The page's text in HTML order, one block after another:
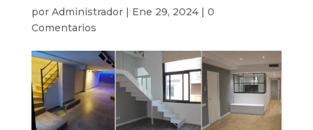
por Administrador| Ene 29, 2024| 0
Comentarios